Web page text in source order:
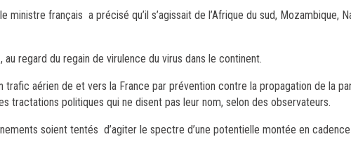
français a précisé qu’il s’agissait de l’Afrique du sud, Mozambique,
regard du regain de virulence du virus dans le continent.
aérien de et vers la France par prévention contre la propagation de la
tractations politiques qui ne disent pas leur nom, selon des observateurs.
soient tentés d’agiter le spectre d’une potentielle montée en